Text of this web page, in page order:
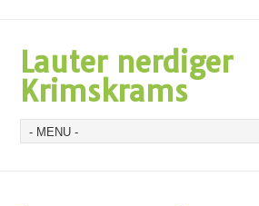
Lauter nerdiger
Krimskrams